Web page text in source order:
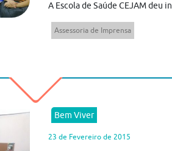
A Escola de Saúde CEJAM deu
Assessoria de Imprensa
Bem Viver
23 de Fevereiro de 2015